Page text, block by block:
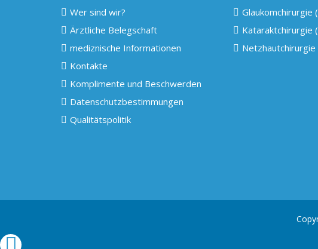
Wer sind wir?
Ärztliche Belegschaft
mediznische Informationen
Kontakte
Komplimente und Beschwerden
Datenschutzbestimmungen
Qualitätspolitik
Glaukomchirurgie
Kataraktchirurgie
Netzhautchirurgie